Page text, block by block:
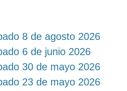
8 de agosto 2026
6 de junio 2026
30 de mayo 2026
23 de mayo 2026